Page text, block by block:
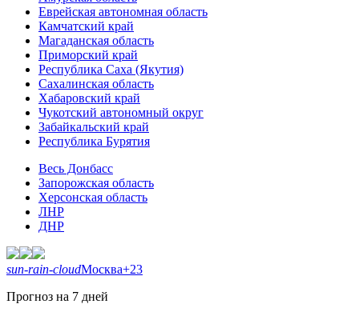
Еврейская автономная область
Камчатский край
Магаданская область
Приморский край
Республика Саха (Якутия)
Сахалинская область
Хабаровский край
Чукотский автономный округ
Забайкальский край
Республика Бурятия
Весь Донбасс
Запорожская область
Херсонская область
ЛНР
ДНР
sun-rain-cloudМосква+23
Прогноз на 7 дней